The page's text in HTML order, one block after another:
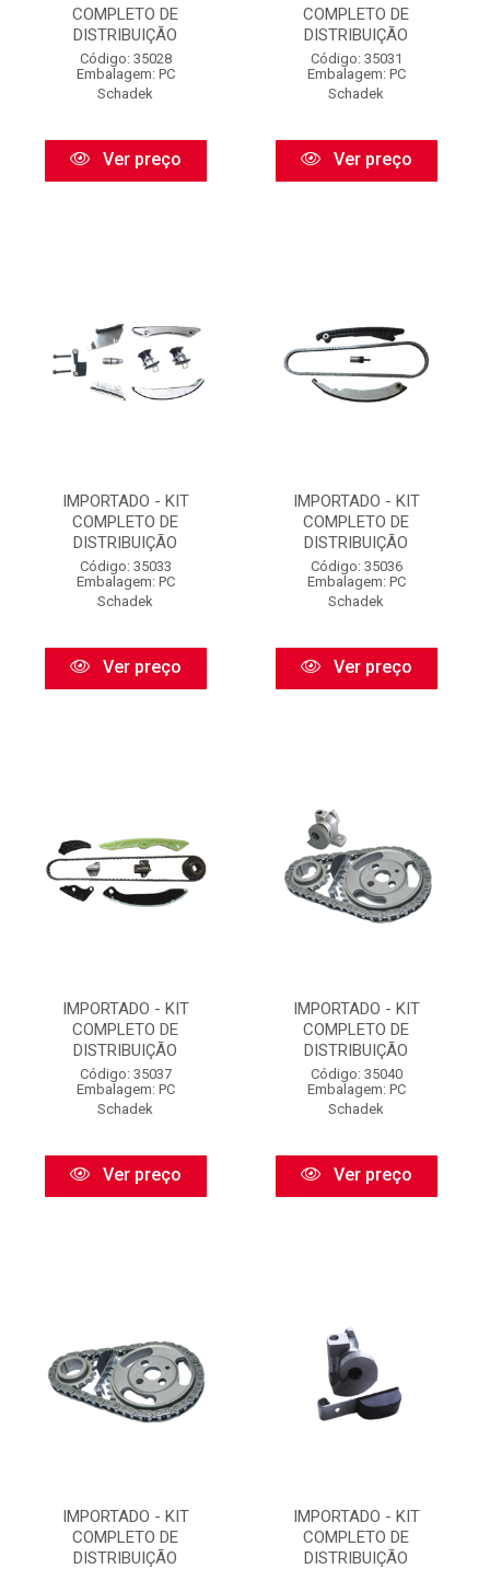
COMPLETO DE
DISTRIBUIÇÃO
Código: 35028
Embalagem: PC
Schadek
Ver preço
COMPLETO DE
DISTRIBUIÇÃO
Código: 35031
Embalagem: PC
Schadek
Ver preço
IMPORTADO - KIT
COMPLETO DE
DISTRIBUIÇÃO
Código: 35033
Embalagem: PC
Schadek
Ver preço
IMPORTADO - KIT
COMPLETO DE
DISTRIBUIÇÃO
Código: 35036
Embalagem: PC
Schadek
Ver preço
IMPORTADO - KIT
COMPLETO DE
DISTRIBUIÇÃO
Código: 35037
Embalagem: PC
Schadek
Ver preço
IMPORTADO - KIT
COMPLETO DE
DISTRIBUIÇÃO
Código: 35040
Embalagem: PC
Schadek
Ver preço
IMPORTADO - KIT
COMPLETO DE
DISTRIBUIÇÃO
IMPORTADO - KIT
COMPLETO DE
DISTRIBUIÇÃO